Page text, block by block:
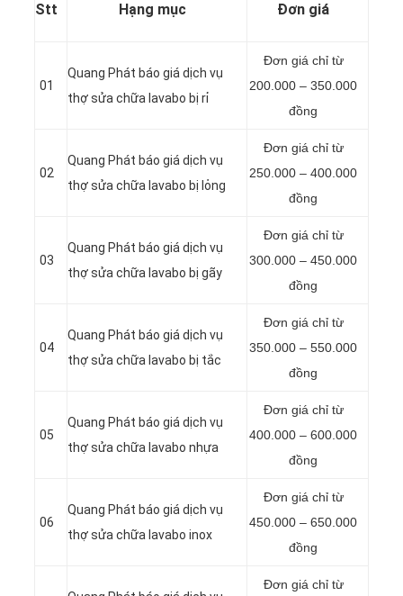
Stt Hạng mục Đơn giá
01
Quang Phát báo giá dịch vụ
thợ sửa chữa lavabo bị rỉ
Đơn giá chỉ từ
200.000 – 350.000
đồng
02
Quang Phát báo giá dịch vụ
thợ sửa chữa lavabo bị lỏng
Đơn giá chỉ từ
250.000 – 400.000
đồng
03
Quang Phát báo giá dịch vụ
thợ sửa chữa lavabo bị gãy
Đơn giá chỉ từ
300.000 – 450.000
đồng
04
Quang Phát báo giá dịch vụ
thợ sửa chữa lavabo bị tắc
Đơn giá chỉ từ
350.000 – 550.000
đồng
05
Quang Phát báo giá dịch vụ
thợ sửa chữa lavabo nhựa
Đơn giá chỉ từ
400.000 – 600.000
đồng
06
Quang Phát báo giá dịch vụ
thợ sửa chữa lavabo inox
Đơn giá chỉ từ
450.000 – 650.000
đồng
Đơn giá chỉ từ